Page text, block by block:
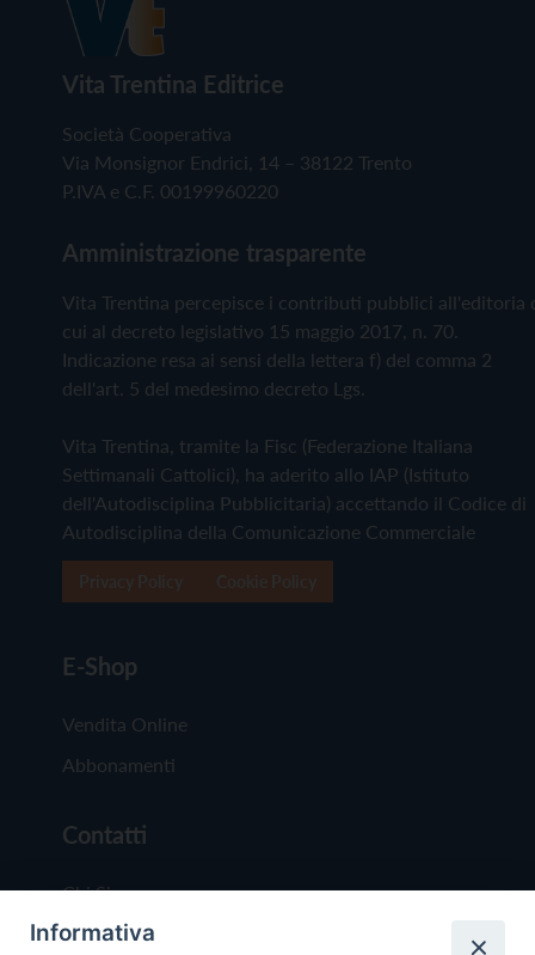
Vita Trentina Editrice
Società Cooperativa
Via Monsignor Endrici, 14 – 38122 Trento
P.IVA e C.F. 00199960220
Amministrazione trasparente
Vita Trentina percepisce i contributi pubblici all'editoria
cui al decreto legislativo 15 maggio 2017, n. 70.
Indicazione resa ai sensi della lettera f) del comma 2
dell'art. 5 del medesimo decreto Lgs.
Vita Trentina, tramite la Fisc (Federazione Italiana
Settimanali Cattolici), ha aderito allo IAP (Istituto
dell'Autodisciplina Pubblicitaria) accettando il Codice di
Autodisciplina della Comunicazione Commerciale
E-Shop
Vendita Online
Abbonamenti
Contatti
Chi Siamo
Redazione
Informativa